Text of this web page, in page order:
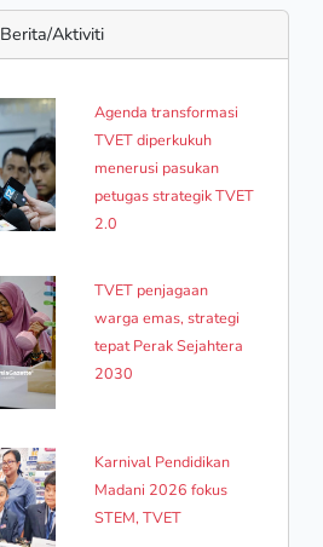
Berita/Aktiviti
Agenda transformasi
TVET diperkukuh
menerusi pasukan
petugas strategik TVET
2.0
TVET penjagaan
warga emas, strategi
tepat Perak Sejahtera
2030
Karnival Pendidikan
Madani 2026 fokus
STEM, TVET